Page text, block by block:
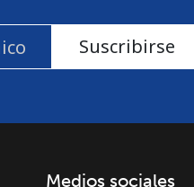
Suscribirse
Medios sociales